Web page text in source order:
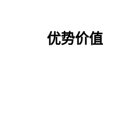
优势价值